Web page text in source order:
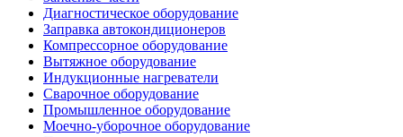
Диагностическое оборудование
Заправка автокондиционеров
Компрессорное оборудование
Вытяжное оборудование
Индукционные нагреватели
Сварочное оборудование
Промышленное оборудование
Моечно-уборочное оборудование